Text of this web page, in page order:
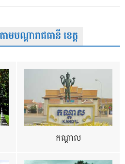
ណ្តារាជធានី ខេត្ត
កណ្តាល